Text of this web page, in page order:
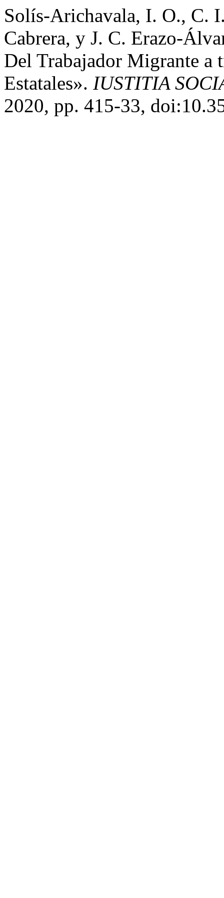
Solís-Arichavala, I. O., C.
Cabrera, y J. C. Erazo-
Del Trabajador Migrante a
Estatales». IUSTITIA
2020, pp. 415-33,